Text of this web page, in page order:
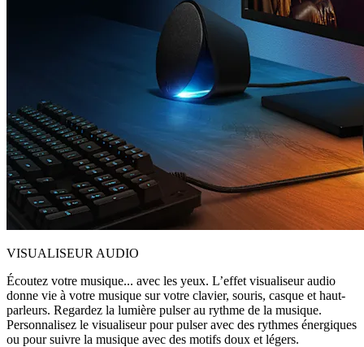
VISUALISEUR AUDIO
Écoutez votre musique... avec les yeux. L’effet visualiseur audio
donne vie à votre musique sur votre clavier, souris, casque et haut-
parleurs. Regardez la lumière pulser au rythme de la musique.
Personnalisez le visualiseur pour pulser avec des rythmes énergiques
ou pour suivre la musique avec des motifs doux et légers.